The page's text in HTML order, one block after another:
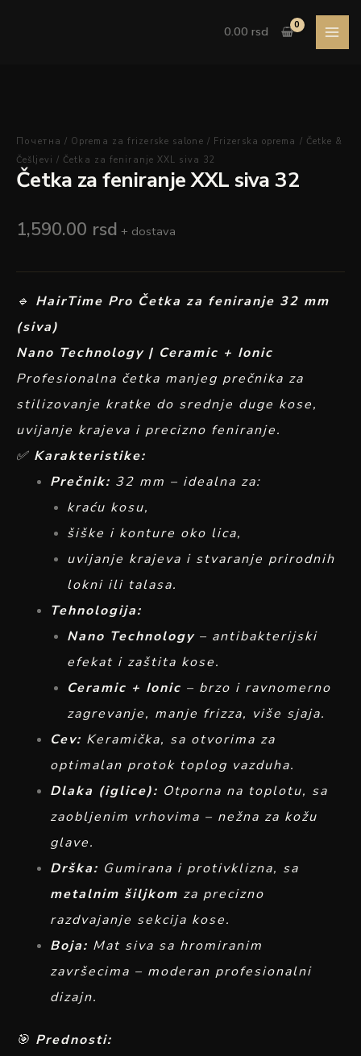
0.00rsd
Почетна / Oprema za frizerske salone / Frizerska oprema / Četke &
Češljevi / Četka za feniranje XXL siva 32
Četka za feniranje XXL siva 32
1,590.00 rsd + dostava
🔹 HairTime Pro Četka za feniranje 32 mm
(siva)
Nano Technology | Ceramic + Ionic
Profesionalna četka manjeg prečnika za
stilizovanje kratke do srednje duge kose,
uvijanje krajeva i precizno feniranje.
✅ Karakteristike:
Prečnik: 32 mm – idealna za:
kraću kosu,
šiške i konture oko lica,
uvijanje krajeva i stvaranje prirodnih
lokni ili talasa.
Tehnologija:
Nano Technology– antibakterijski
efekat i zaštita kose.
Ceramic + Ionic – brzo i ravnomerno
zagrevanje, manje frizza, više sjaja.
Cev: Keramička, sa otvorima za
optimalan protok toplog vazduha.
Dlaka (iglice): Otporna na toplotu, sa
zaobljenim vrhovima – nežna za kožu
glave.
Drška: Gumirana i protivklizna, sa
metalnim šiljkom za precizno
razdvajanje sekcija kose.
Boja: Mat siva sa hromiranim
završecima – moderan profesionalni
dizajn.
🎯 Prednosti: